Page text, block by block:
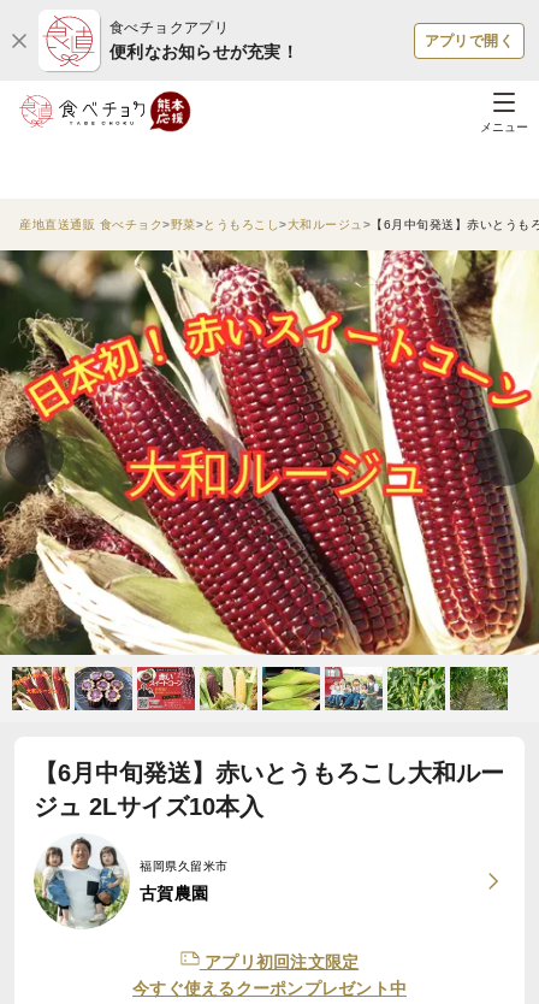
食べチョクアプリ
便利なお知らせが充実！
アプリで開く
メニュー
産地直送通販 食べチョク 野菜 とうもろこし 大和ルージュ 【6月中旬発送】赤いとう
【6月中旬発送】赤いとうもろこし大和ルー
ジュ 2Lサイズ10本入
福岡県久留米市
古賀農園
アプリ初回注文限定
今すぐ使えるクーポンプレゼント中